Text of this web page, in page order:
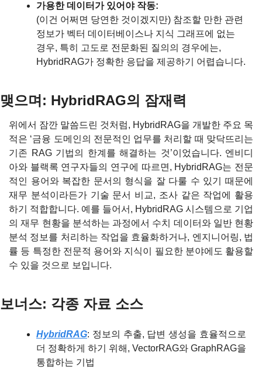
가용한 데이터가 있어야 작동:
(이건 어쩌면 당연한 것이겠지만) 참조할 만한 관련
정보가 벡터 데이터베이스나 지식 그래프에 없는
경우, 특히 고도로 전문화된 질의의 경우에는,
HybridRAG가 정확한 응답을 제공하기 어렵습니다.
맺으며: HybridRAG의 잠재력
위에서 잠깐 말씀드린 것처럼, HybridRAG을 개발한 주요 목
적은 ‘금융 도메인의 전문적인 업무를 처리할 때 맞닥뜨리는
기존 RAG 기법의 한계를 해결하는 것’이었습니다. 엔비디
아와 블랙록 연구자들의 연구에 따르면, HybridRAG는 전문
적인 용어와 복잡한 문서의 형식을 잘 다룰 수 있기 때문에
재무 분석이라든가 기술 문서 비교, 조사 같은 작업에 활용
하기 적합합니다. 예를 들어서, HybridRAG 시스템으로 기업
의 재무 현황을 분석하는 과정에서 수치 데이터와 일반 현황
분석 정보를 처리하는 작업을 효율화하거나, 엔지니어링, 법
률 등 특정한 전문적 용어와 지식이 필요한 분야에도 활용할
수 있을 것으로 보입니다.
보너스: 각종 자료 소스
HybridRAG: 정보의 추출, 답변 생성을 효율적으로
더 정확하게 하기 위해, VectorRAG와 GraphRAG을
통합하는 기법